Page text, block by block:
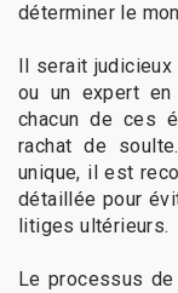
déterminer le
Il serait
ou un expert
chacun de ces
rachat de
unique, il est
détaillée pour
litiges ultérieurs.
Le processus